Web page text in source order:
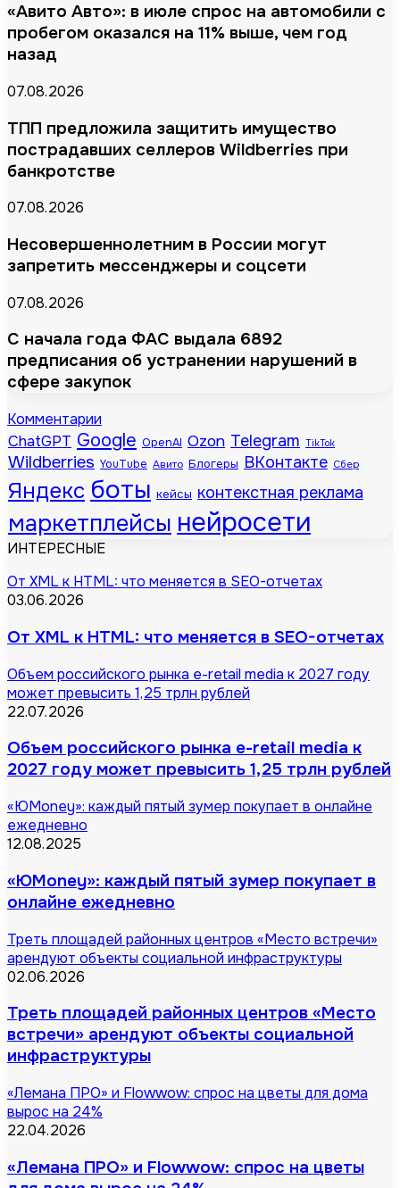
«Авито Авто»: в июле спрос на автомобили с
пробегом оказался на 11% выше, чем год
назад
07.08.2026
ТПП предложила защитить имущество
пострадавших селлеров Wildberries при
банкротстве
07.08.2026
Несовершеннолетним в России могут
запретить мессенджеры и соцсети
07.08.2026
С начала года ФАС выдала 6892
предписания об устранении нарушений в
сфере закупок
Комментарии
ChatGPT Google OpenAI Ozon Telegram TikTok
Wildberries YouTube Авито Блогеры ВКонтакте Сбер
Яндекс боты кейсы контекстная реклама
маркетплейсы нейросети
ИНТЕРЕСНЫЕ
От XML к HTML: что меняется в SEO-отчетах
03.06.2026
От XML к HTML: что меняется в SEO-отчетах
Объем российского рынка e-retail media к 2027 году
может превысить 1,25 трлн рублей
22.07.2026
Объем российского рынка e-retail media к
2027 году может превысить 1,25 трлн рублей
«ЮMoney»: каждый пятый зумер покупает в онлайне
ежедневно
12.08.2025
«ЮMoney»: каждый пятый зумер покупает в
онлайне ежедневно
Треть площадей районных центров «Место встречи»
арендуют объекты социальной инфраструктуры
02.06.2026
Треть площадей районных центров «Место
встречи» арендуют объекты социальной
инфраструктуры
«Лемана ПРО» и Flowwow: спрос на цветы для дома
вырос на 24%
22.04.2026
«Лемана ПРО» и Flowwow: спрос на цветы